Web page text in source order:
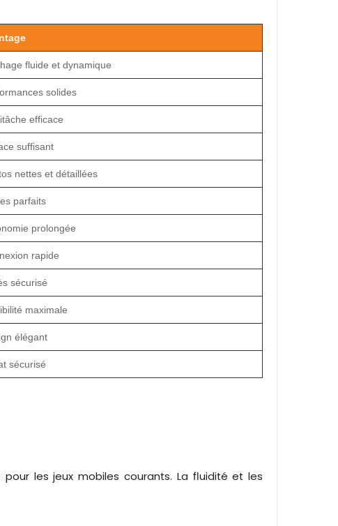
fluide et dynamique
solides
efficace
suffisant
nettes et détaillées
parfaits
prolongée
rapide
sécurisé
maximale
élégant
sécurisé
les jeux mobiles courants. La fluidité et les